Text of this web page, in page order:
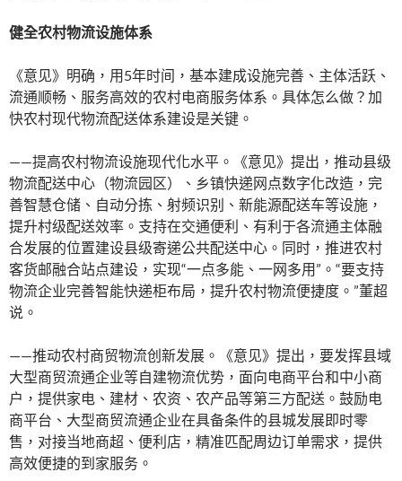
健全农村物流设施体系
《意见》明确，用5年时间，基本建成设施完善、主体活跃、
流通顺畅、服务高效的农村电商服务体系。具体怎么做？加
快农村现代物流配送体系建设是关键。
——提高农村物流设施现代化水平。《意见》提出，推动县级
物流配送中心（物流园区）、乡镇快递网点数字化改造，完
善智慧仓储、自动分拣、射频识别、新能源配送车等设施，
提升村级配送效率。支持在交通便利、有利于各流通主体融
合发展的位置建设县级寄递公共配送中心。同时，推进农村
客货邮融合站点建设，实现“一点多能、一网多用”。“要支持
物流企业完善智能快递柜布局，提升农村物流便捷度。”董超
说。
——推动农村商贸物流创新发展。《意见》提出，要发挥县域
大型商贸流通企业等自建物流优势，面向电商平台和中小商
户，提供家电、建材、农资、农产品等第三方配送。鼓励电
商平台、大型商贸流通企业在具备条件的县城发展即时零
售，对接当地商超、便利店，精准匹配周边订单需求，提供
高效便捷的到家服务。